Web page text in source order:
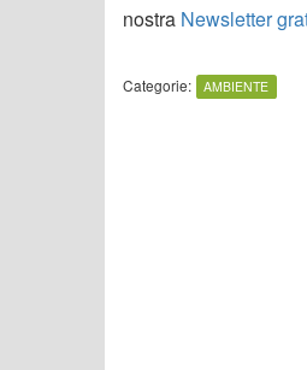
nostra Newsletter
Categorie: AMBIENTE